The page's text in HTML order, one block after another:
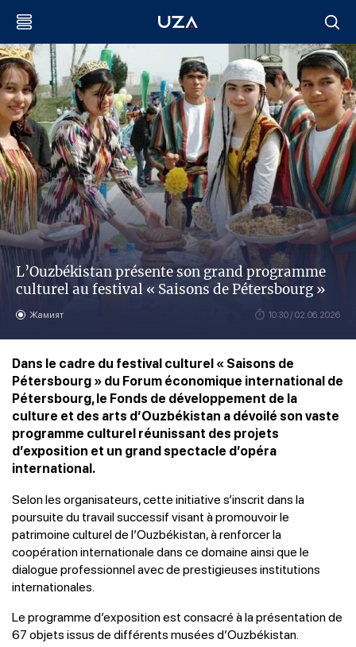
L’Ouzbékistan présente son grand programme
culturel au festival « Saisons de Pétersbourg »
Жамият 10:30 / 02.06.2026
Dans le cadre du festival culturel « Saisons de
Pétersbourg » du Forum économique international de
Pétersbourg, le Fonds de développement de la
culture et des arts d’Ouzbékistan a dévoilé son vaste
programme culturel réunissant des projets
d’exposition et un grand spectacle d’opéra
international.
Selon les organisateurs, cette initiative s’inscrit dans la
poursuite du travail successif visant à promouvoir le
patrimoine culturel de l’Ouzbékistan, à renforcer la
coopération internationale dans ce domaine ainsi que le
dialogue professionnel avec de prestigieuses institutions
internationales.
Le programme d’exposition est consacré à la présentation de
67 objets issus de différents musées d’Ouzbékistan.